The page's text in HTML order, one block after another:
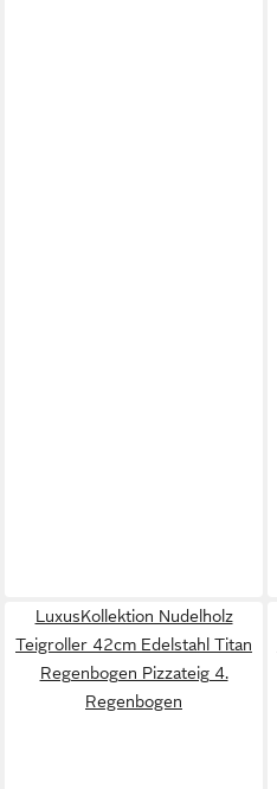
LuxusKollektion Nudelholz
Teigroller 42cm Edelstahl Titan
Regenbogen Pizzateig 4.
Regenbogen